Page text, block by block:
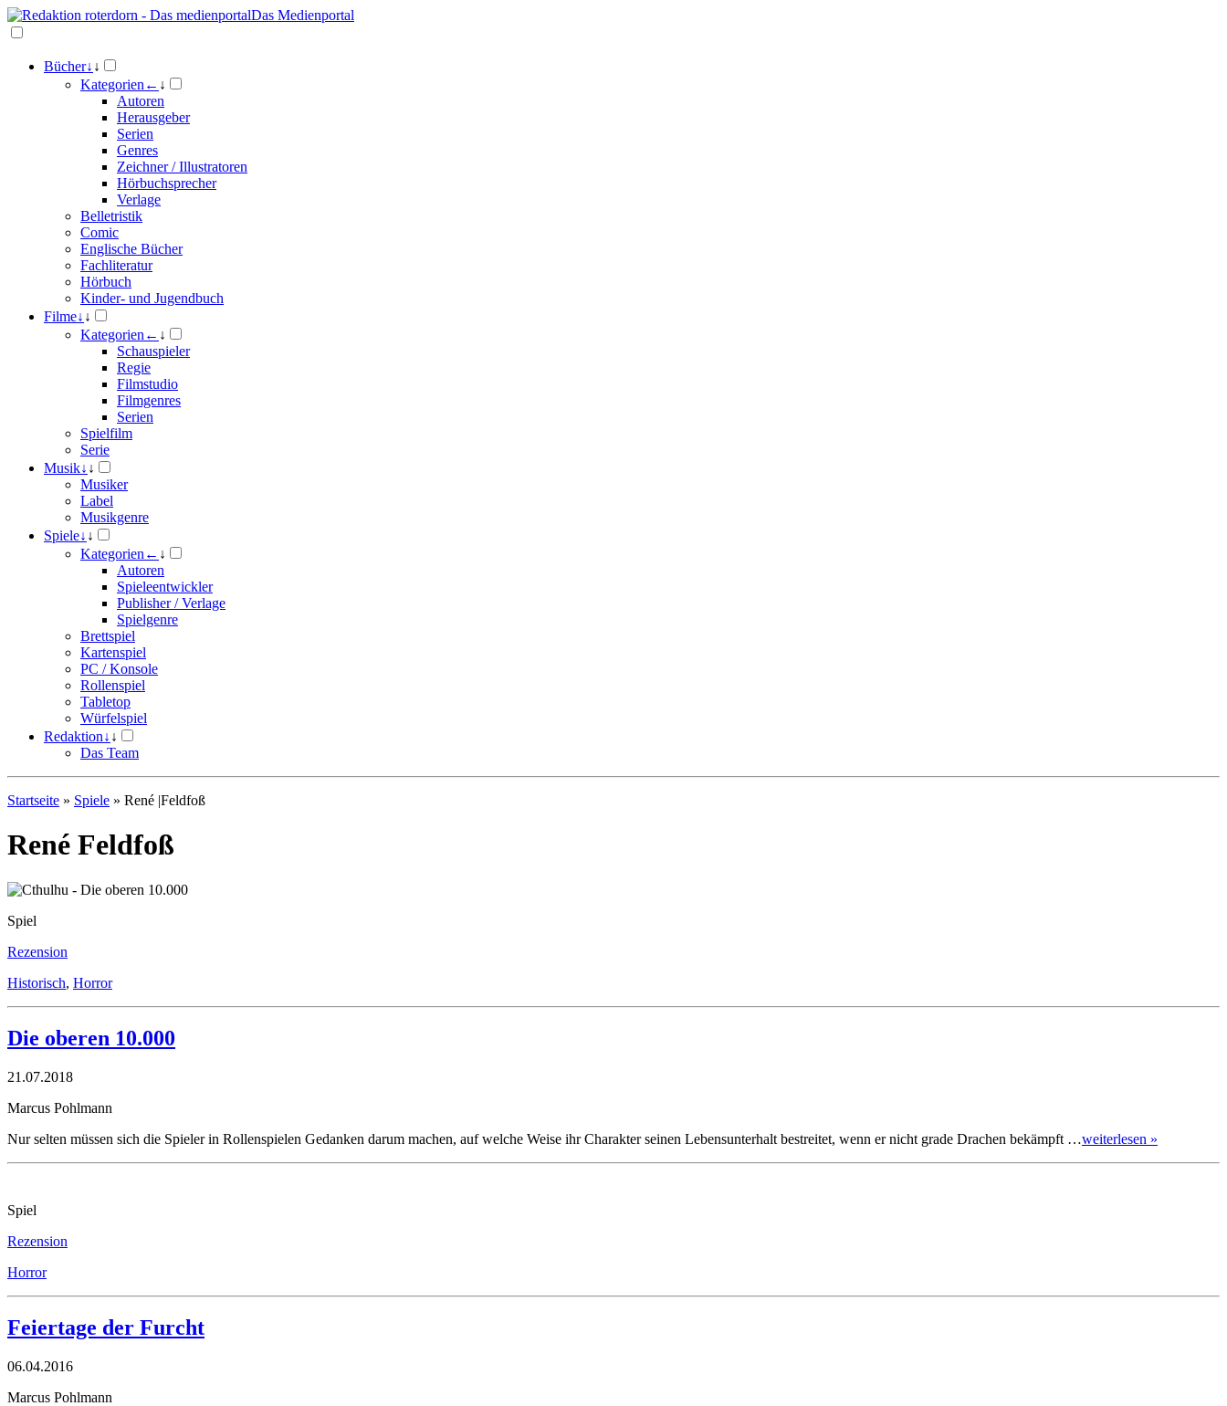
Das Medienportal
Bücher↓ ↓
Kategorien ← ↓
Autoren
Herausgeber
Serien
Genres
Zeichner / Illustratoren
Hörbuchsprecher
Verlage
Belletristik
Comic
Englische Bücher
Fachliteratur
Hörbuch
Kinder- und Jugendbuch
Filme↓ ↓
Kategorien ← ↓
Schauspieler
Regie
Filmstudio
Filmgenres
Serien
Spielfilm
Serie
Musik↓ ↓
Musiker
Label
Musikgenre
Spiele↓ ↓
Kategorien ← ↓
Autoren
Spieleentwickler
Publisher / Verlage
Spielgenre
Brettspiel
Kartenspiel
PC / Konsole
Rollenspiel
Tabletop
Würfelspiel
Redaktion↓ ↓
Das Team
Startseite » Spiele » René |Feldfoß
René Feldfoß
Spiel
Rezension
Historisch, Horror
Die oberen 10.000
21.07.2018
Marcus Pohlmann
Nur selten müssen sich die Spieler in Rollenspielen Gedanken darum machen, auf welche Weise ihr Charakter seinen Lebensunterhalt bestreitet, wenn er nicht grade Drachen bekämpft …weiterlesen »
Spiel
Rezension
Horror
Feiertage der Furcht
06.04.2016
Marcus Pohlmann